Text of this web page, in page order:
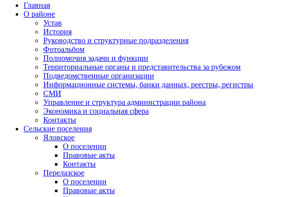
Главная
О районе
Устав
История
Руководство и структурные подразделения
Фотоальбом
Полномочия задачи и функции
Территориальные органы и представительства за рубежом
Подведомственные организации
Информационные системы, банки данных, реестры, регистры
СМИ
Управление и структура администрации района
Экономика и социальная сфера
Контакты
Сельские поселения
Яловское
О поселении
Правовые акты
Контакты
Перелазское
О поселении
Правовые акты